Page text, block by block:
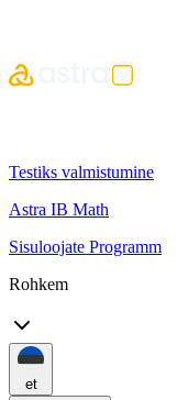
Testiks valmistumine
Astra IB Math
Sisuloojate Programm
Rohkem
et